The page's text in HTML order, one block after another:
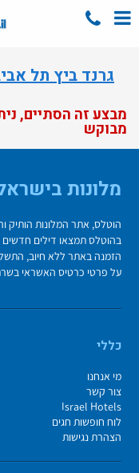
גרנד ביץ תל
מבצע זה הסתיים,
מבוקש
מלונות
הוטלס, אתר המלונות הותיק
בהוטלס תמצאו דילים חדשים
על פרטי כרטיס האשראי
כללי
מי אנחנו
צור קשר
Israel Hotels
לוח חופשות חגים
הצהרת נגישות